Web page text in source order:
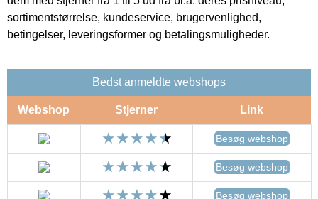
sortimentstørrelse, kundeservice, brugervenlighed,
betingelser, leveringsformer og betalingsmuligheder.
Bedst anmeldte webshops
Webshop Stjerner Link
Besøg webshop
Besøg webshop
Besøg webshop